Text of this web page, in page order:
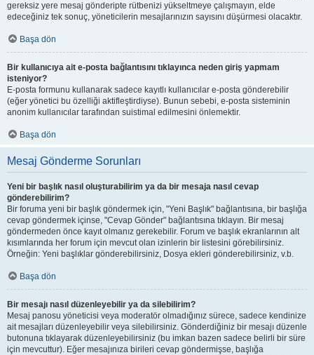
gereksiz yere mesaj gönderipte rütbenizi yükseltmeye çalışmayın, elde
edeceğiniz tek sonuç, yöneticilerin mesajlarınızın sayısını düşürmesi olacaktır.
Başa dön
Bir kullanıcıya ait e-posta bağlantısını tıklayınca neden giriş yapmam
isteniyor?
E-posta formunu kullanarak sadece kayıtlı kullanıcılar e-posta gönderebilir
(eğer yönetici bu özelliği aktifleştirdiyse). Bunun sebebi, e-posta sisteminin
anonim kullanıcılar tarafından suistimal edilmesini önlemektir.
Başa dön
Mesaj Gönderme Sorunları
Yeni bir başlık nasıl oluşturabilirim ya da bir mesaja nasıl cevap
gönderebilirim?
Bir foruma yeni bir başlık göndermek için, "Yeni Başlık" bağlantısına, bir başlığa
cevap göndermek içinse, "Cevap Gönder" bağlantısına tıklayın. Bir mesaj
göndermeden önce kayıt olmanız gerekebilir. Forum ve başlık ekranlarının alt
kısımlarında her forum için mevcut olan izinlerin bir listesini görebilirsiniz.
Örneğin: Yeni başlıklar gönderebilirsiniz, Dosya ekleri gönderebilirsiniz, v.b.
Başa dön
Bir mesajı nasıl düzenleyebilir ya da silebilirim?
Mesaj panosu yöneticisi veya moderatör olmadığınız sürece, sadece kendinize
ait mesajları düzenleyebilir veya silebilirsiniz. Gönderdiğiniz bir mesajı düzenle
butonuna tıklayarak düzenleyebilirsiniz (bu imkan bazen sadece belirli bir süre
için mevcuttur). Eğer mesajınıza birileri cevap göndermişse, başlığa